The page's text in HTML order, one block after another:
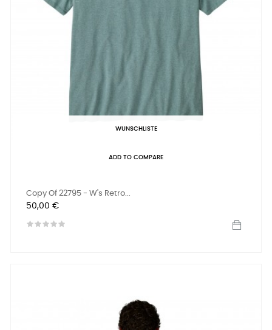
WUNSCHLISTE
ADD TO COMPARE
Copy Of 22795 - W's Retro...
Preis
50,00 €